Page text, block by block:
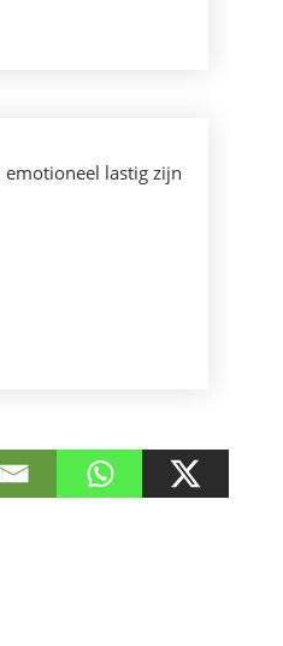
emotioneel lastig zijn